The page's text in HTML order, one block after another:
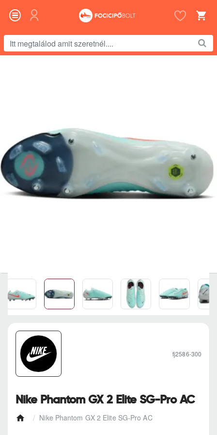
megtalálod
Nike Phantom GX 2 Elite SG-Pro AC
Nike Phantom GX 2 Elite SG-Pro AC
fj2586-300